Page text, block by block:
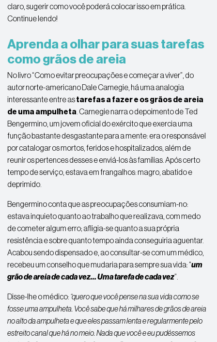
claro, sugerircomo você poderá colocarisso em prática.
Continue lendo!
Aprenda aolharparasuas tarefas
como grãos de areia
No livro “Como evitar preocupações e começar a viver”, do
autor norte-americano Dale Carnegie, há uma analogia
interessante entre astarefas a fazer e os grãos de areia
de uma ampulheta . Carnegie narra o depoimento de Ted
Bengermino , um jovem oficial do exército que exercia uma
função bastante desgastante para a mente: era o responsável
por catalogar os mortos, feridos e hospitalizados, além de
reunir os pertences desses e enviá-los às famílias. Após certo
tempo de serviço, estava em frangalhos: magro, abatido e
deprimido.
Bengerminoconta que as preocupações consumiam-no:
estava inquieto quanto ao trabalho que realizava, com medo
de cometer algum erro; afligia-se quanto a sua própria
resistência e sobre quanto tempo ainda conseguiria aguentar.
Acabou sendo dispensado e, ao consultar-se com um médico,
recebeu um conselho que mudaria para sempre sua vida: “um
grão de areia de cada vez… Uma tarefa de cada vez”.
Disse-lhe o médico: “quero que você pense na sua vida como se
fosse uma ampulheta. Você sabe que há milhares de grãos de areia
no alto da ampulheta e que eles passam lenta e regularmente pelo
estreito canal que há no meio. Nada que você e eu pudéssemos